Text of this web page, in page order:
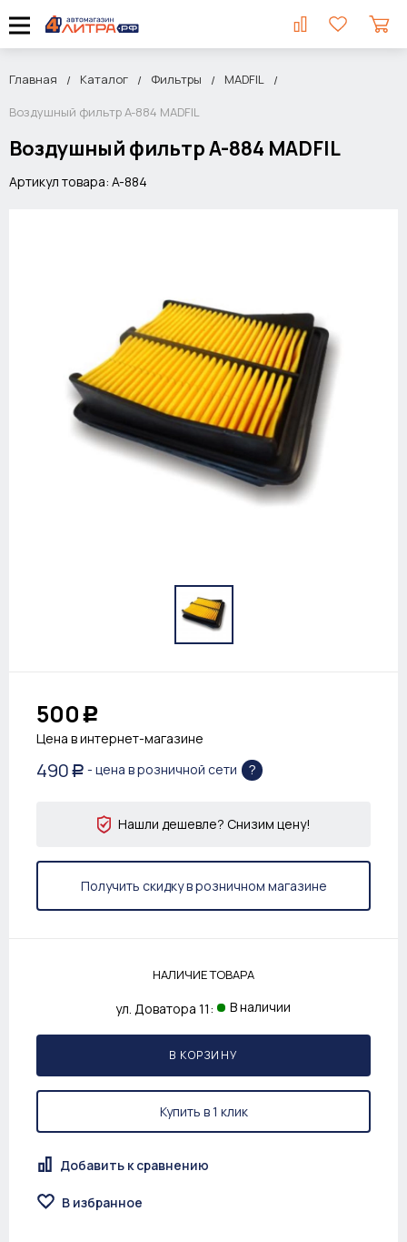
Главная Каталог Фильтры
MADFIL
Воздушный фильтр A-884 MADFIL
Воздушный фильтр A-884 MADFIL
Артикул товара: A-884
500 Р
Цена в интернет-магазине
490 Р - цена в розничной сети ?
Нашли дешевле? Снизим цену!
Получить скидку в розничном магазине
НАЛИЧИЕ ТОВАРА
ул. Доватора 11: В наличии
В КОРЗИНУ
Купить в 1 клик
Добавить к сравнению
В избранное